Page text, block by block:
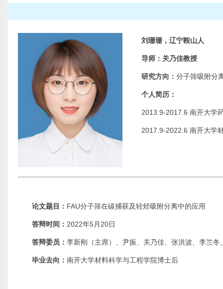
刘珊珊， 辽宁鞍山人
导师 ：关乃佳教授
研究方向： 分子筛吸附分
个人简历：
2013.9-2017.6 南开大学
2017.9-2022.6 南开大学
论文题目： FAU分子筛在碳捕获及轻烃吸附分离中的应用
答辩时间： 2022年5月20日
答辩委员： 李新刚（主席）、尹振、关乃佳、张洪波、李兰冬
毕业去向： 南开大学材料科学与工程学院博士后